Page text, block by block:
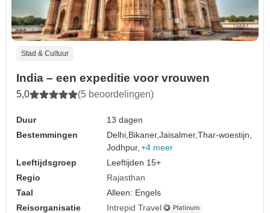
Stad & Cultuur
India – een expeditie voor vrouwen
5,0 (5 beoordelingen)
Duur
13 dagen
Bestemmingen
Delhi, Bikaner,Jaisalmer,Thar-woestijn,
Jodhpur, +4 meer
Leeftijdsgroep
Leeftijden 15+
Regio
Rajasthan
Taal
Alleen: Engels
Reisorganisatie
Intrepid Travel